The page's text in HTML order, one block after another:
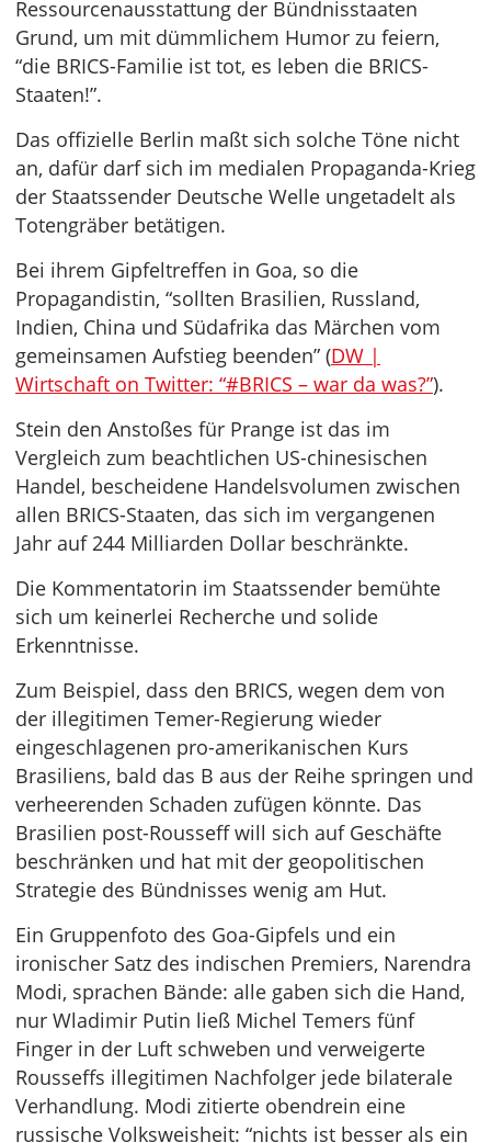
Ressourcenausstattung der Bündnisstaaten
Grund, um mit dümmlichem Humor zu feiern,
“die BRICS-Familie ist tot, es leben die BRICS-
Staaten!”.
Das offizielle Berlin maßt sich solche Töne nicht
an, dafür darf sich im medialen Propaganda-Krieg
der Staatssender Deutsche Welle ungetadelt als
Totengräber betätigen.
Bei ihrem Gipfeltreffen in Goa, so die
Propagandistin, “sollten Brasilien, Russland,
Indien, China und Südafrika das Märchen vom
gemeinsamen Aufstieg beenden” (DW |
Wirtschaft on Twitter: “#BRICS – war da was?”).
Stein den Anstoßes für Prange ist das im
Vergleich zum beachtlichen US-chinesischen
Handel, bescheidene Handelsvolumen zwischen
allen BRICS-Staaten, das sich im vergangenen
Jahr auf 244 Milliarden Dollar beschränkte.
Die Kommentatorin im Staatssender bemühte
sich um keinerlei Recherche und solide
Erkenntnisse.
Zum Beispiel, dass den BRICS, wegen dem von
der illegitimen Temer-Regierung wieder
eingeschlagenen pro-amerikanischen Kurs
Brasiliens, bald das B aus der Reihe springen und
verheerenden Schaden zufügen könnte. Das
Brasilien post-Rousseff will sich auf Geschäfte
beschränken und hat mit der geopolitischen
Strategie des Bündnisses wenig am Hut.
Ein Gruppenfoto des Goa-Gipfels und ein
ironischer Satz des indischen Premiers, Narendra
Modi, sprachen Bände: alle gaben sich die Hand,
nur Wladimir Putin ließ Michel Temers fünf
Finger in der Luft schweben und verweigerte
Rousseffs illegitimen Nachfolger jede bilaterale
Verhandlung. Modi zitierte obendrein eine
russische Volksweisheit: “nichts ist besser als ein